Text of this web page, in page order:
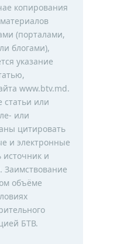
копирования
(порталами,
блогами),
указание
www.btv.md.
или
или
цитировать
и электронные
источник и
объёме
БТВ.